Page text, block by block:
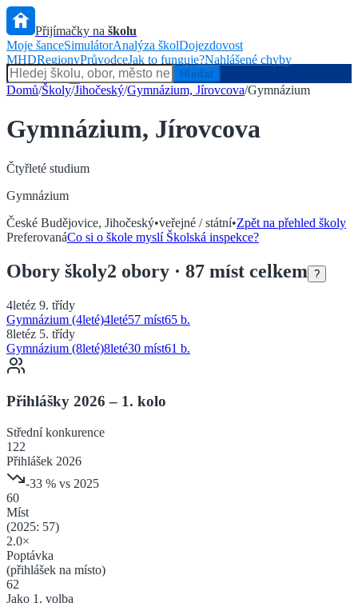
Přijímačky na školu
Moje šanceSimulátorAnalýza školDojezdovost
MHDRegionyPrůvodceJak to funguje?Nahlášené chyby
Hlídač státu
Hledat
Domů/Školy/Jihočeský/Gymnázium, Jírovcova/Gymnázium
Gymnázium, Jírovcova
Čtyřleté studium
Gymnázium
České Budějovice, Jihočeský•veřejné / státní•Zpět na přehled školy
PreferovanáCo si o škole myslí Školská inspekce?
Obory školy2 obory · 87 míst celkem ?
4letéz 9. třídy
Gymnázium (4leté)4leté57 míst65 b.
8letéz 5. třídy
Gymnázium (8leté)8leté30 míst61 b.
Přihlášky 2026 – 1. kolo
Středníkonkurence
122
Přihlášek 2026
-33 % vs 2025
60
Míst
(2025: 57)
2.0×
Poptávka
(přihlášek na místo)
62
Jako 1. volba